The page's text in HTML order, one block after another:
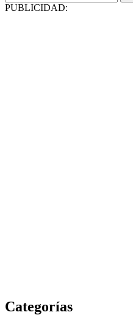
PUBLICIDAD:
Categorías